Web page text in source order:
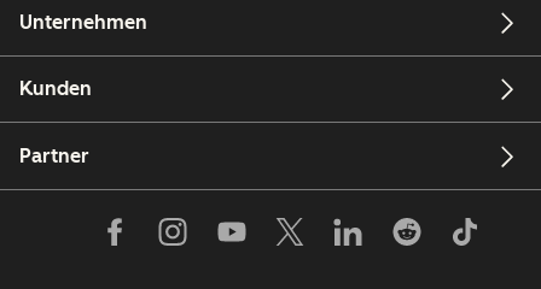
Unternehmen
Kunden
Partner